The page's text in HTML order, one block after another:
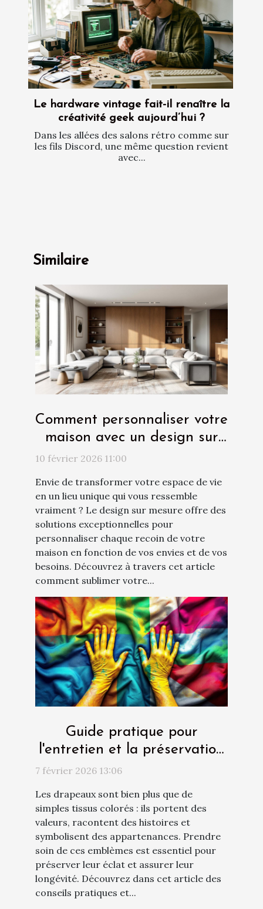
Le hardware vintage fait-il renaître la
créativité geek aujourd’hui ?
Dans les allées des salons rétro comme sur
les fils Discord, une même question revient
avec...
Similaire
Comment personnaliser votre
maison avec un design sur
mesure ?
10 février 2026 11:00
Envie de transformer votre espace de vie
en un lieu unique qui vous ressemble
vraiment ? Le design sur mesure offre des
solutions exceptionnelles pour
personnaliser chaque recoin de votre
maison en fonction de vos envies et de vos
besoins. Découvrez à travers cet article
comment sublimer votre...
Guide pratique pour
l'entretien et la préservation
des drapeaux
7 février 2026 13:06
Les drapeaux sont bien plus que de
simples tissus colorés : ils portent des
valeurs, racontent des histoires et
symbolisent des appartenances. Prendre
soin de ces emblèmes est essentiel pour
préserver leur éclat et assurer leur
longévité. Découvrez dans cet article des
conseils pratiques et...